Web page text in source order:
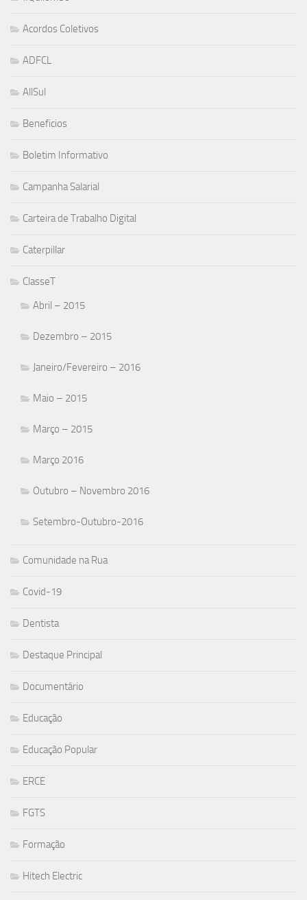
Acordos Coletivos
ADFCL
AllSul
Beneficios
Boletim Informativo
Campanha Salarial
Carteira de Trabalho Digital
Caterpillar
ClasseT
Abril – 2015
Dezembro – 2015
Janeiro/Fevereiro – 2016
Maio – 2015
Março – 2015
Março 2016
Outubro – Novembro 2016
Setembro-Outubro-2016
Comunidade na Rua
Covid-19
Dentista
Destaque Principal
Documentário
Educação
Educação Popular
ERCE
FGTS
Formação
Hitech Electric